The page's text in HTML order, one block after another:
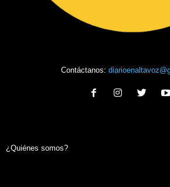
Contáctanos:
¿Quiénes somos?